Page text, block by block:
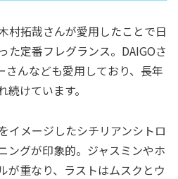
村拓哉さんが愛用したことで日
た定番フレグランス。DAIGOさ
さんなども愛用しており、長年
けています。
イメージしたシチリアンシトロ
ングが印象的。ジャスミンやホ
が重なり、ラストはムスクとウ